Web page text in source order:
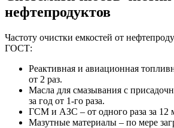
нефтепродуктов
Частоту очистки емкостей от
ГОСТ:
Реактивная и авиационная
от 2 раз.
Масла для смазывания с
за год от 1-го раза.
ГСМ и АЗС – от одного раза за 12
Мазутные материалы – по мере